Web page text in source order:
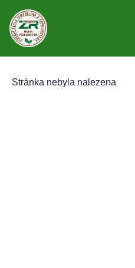
Stránka nebyla nalezena